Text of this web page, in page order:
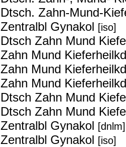
Dtsch. Zahn-Mund-
Zentralbl Gynakol [iso]
Dtsch Zahn Mund
Zahn Mund
Zahn Mund
Zahn Mund
Dtsch Zahn Mund
Dtsch Zahn Mund
Zentralbl Gynakol [dnlm]
Zentralbl Gynakol [iso]